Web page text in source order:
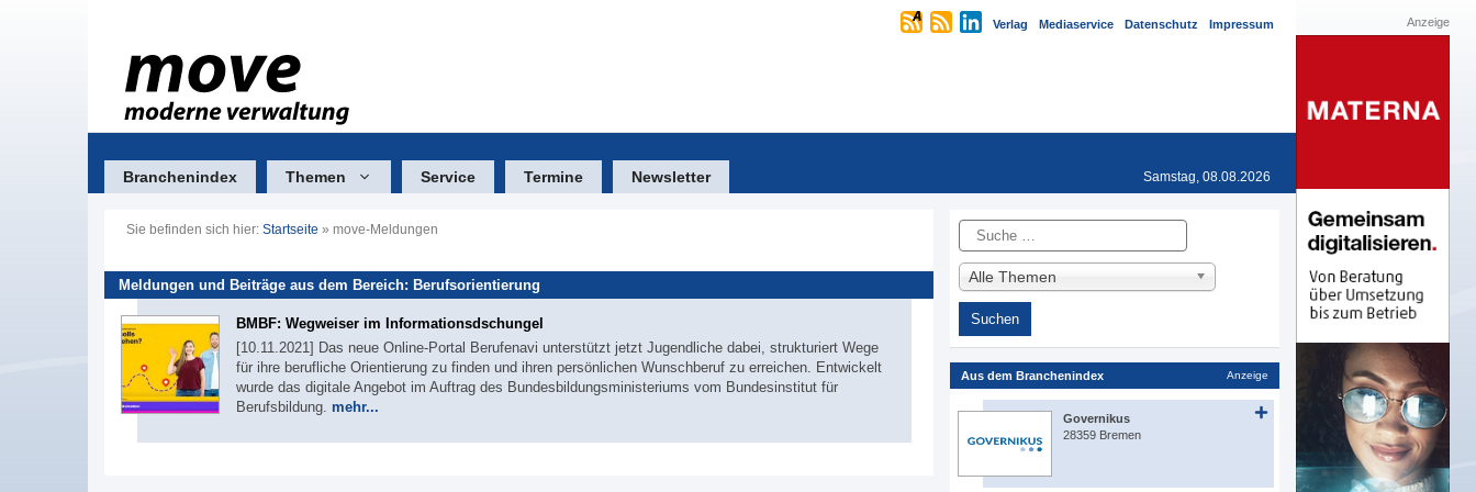
Verlag Mediaservice Datenschutz Impressum
Branchenindex Themen Service Termine Newsletter Samstag, 08.08.2026
Sie befinden sich hier: Startseite » move-Meldungen
Meldungen und Beiträge aus dem Bereich: Berufsorientierung
BMBF: Wegweiser im Informationsdschungel
[10.11.2021] Das neue Online-Portal Berufenavi unterstützt jetzt Jugendliche dabei, strukturiert Wege
für ihre berufliche Orientierung zu finden und ihren persönlichen Wunschberuf zu erreichen. Entwickelt
wurde das digitale Angebot im Auftrag des Bundesbildungsministeriums vom Bundesinstitut für
Berufsbildung. mehr...
Suche
Alle Themen
Aus dem Branchenindex Anzeige
Governikus
28359 Bremen
Anzeige